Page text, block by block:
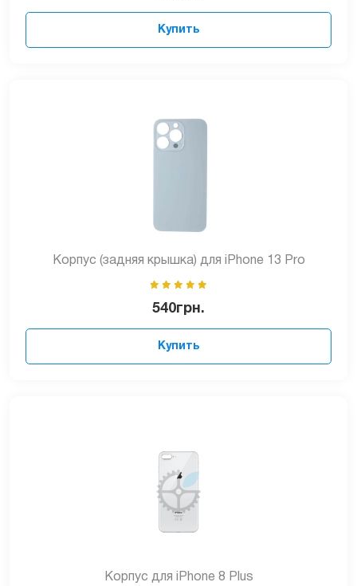
Купить
Корпус (задняя крышка) для iPhone 13 Pro
540грн.
Купить
Корпус для iPhone 8 Plus